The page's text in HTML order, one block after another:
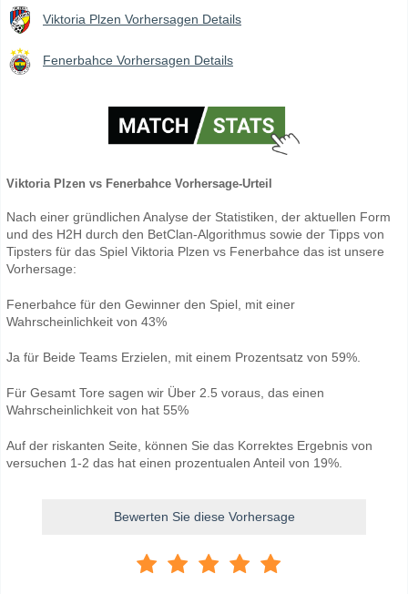
Viktoria Plzen Vorhersagen Details
Fenerbahce Vorhersagen Details
Viktoria Plzen vs Fenerbahce Vorhersage-Urteil
Nach einer gründlichen Analyse der Statistiken, der aktuellen Form
und des H2H durch den BetClan-Algorithmus sowie der Tipps von
Tipsters für das Spiel Viktoria Plzen vs Fenerbahce das ist unsere
Vorhersage:
Fenerbahce für den Gewinner den Spiel, mit einer
Wahrscheinlichkeit von 43%
Ja für Beide Teams Erzielen, mit einem Prozentsatz von 59%.
Für Gesamt Tore sagen wir Über 2.5 voraus, das einen
Wahrscheinlichkeit von hat 55%
Auf der riskanten Seite, können Sie das Korrektes Ergebnis von
versuchen 1-2 das hat einen prozentualen Anteil von 19%.
Bewerten Sie diese Vorhersage